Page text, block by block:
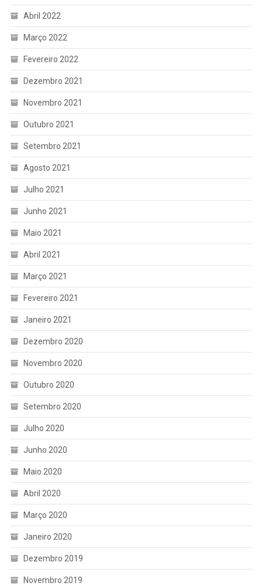
Abril 2022
Março 2022
Fevereiro 2022
Dezembro 2021
Novembro 2021
Outubro 2021
Setembro 2021
Agosto 2021
Julho 2021
Junho 2021
Maio 2021
Abril 2021
Março 2021
Fevereiro 2021
Janeiro 2021
Dezembro 2020
Novembro 2020
Outubro 2020
Setembro 2020
Julho 2020
Junho 2020
Maio 2020
Abril 2020
Março 2020
Janeiro 2020
Dezembro 2019
Novembro 2019